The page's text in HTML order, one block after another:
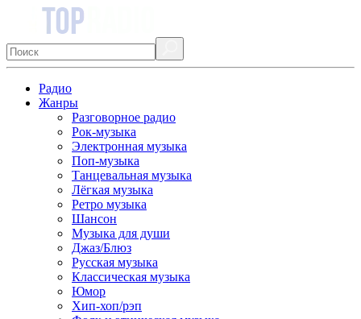
Радио
Жанры
Разговорное радио
Рок-музыка
Электронная музыка
Поп-музыка
Танцевальная музыка
Лёгкая музыка
Ретро музыка
Шансон
Музыка для души
Джаз/Блюз
Русская музыка
Классическая музыка
Юмор
Хип-хоп/рэп